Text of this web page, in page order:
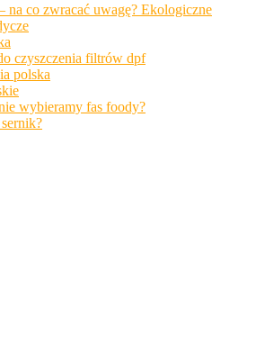
na co zwracać uwagę? Ekologiczne
czyszczenia filtrów dpf
polska
wybieramy fas foody?